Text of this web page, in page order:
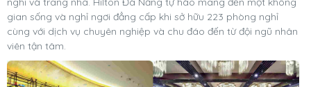
gian sống và nghỉ ngơi đẳng cấp khi sở hữu 223 phòng nghỉ
cùng với dịch vụ chuyên nghiệp và chu đáo đến từ đội ngũ nhân
viên tận tâm.